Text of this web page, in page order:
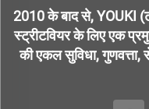
2010 के बाद से, YOUKI
स्ट्रीटवियर के लिए एक
की एकल सुविधा, गुणवत्ता,